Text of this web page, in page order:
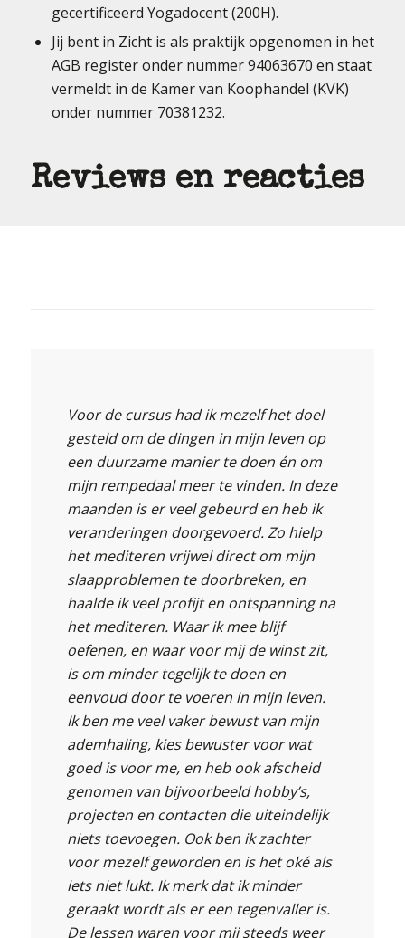
gecertificeerd Yogadocent (200H).
Jij bent in Zicht is als praktijk opgenomen in het
AGB register onder nummer 94063670 en staat
vermeldt in de Kamer van Koophandel (KVK)
onder nummer 70381232.
Reviews en reacties
Voor de cursus had ik mezelf het doel
gesteld om de dingen in mijn leven op
een duurzame manier te doen én om
mijn rempedaal meer te vinden. In deze
maanden is er veel gebeurd en heb ik
veranderingen doorgevoerd. Zo hielp
het mediteren vrijwel direct om mijn
slaapproblemen te doorbreken, en
haalde ik veel profijt en ontspanning na
het mediteren. Waar ik mee blijf
oefenen, en waar voor mij de winst zit,
is om minder tegelijk te doen en
eenvoud door te voeren in mijn leven.
Ik ben me veel vaker bewust van mijn
ademhaling, kies bewuster voor wat
goed is voor me, en heb ook afscheid
genomen van bijvoorbeeld hobby’s,
projecten en contacten die uiteindelijk
niets toevoegen. Ook ben ik zachter
voor mezelf geworden en is het oké als
iets niet lukt. Ik merk dat ik minder
geraakt wordt als er een tegenvaller is.
De lessen waren voor mij steeds weer